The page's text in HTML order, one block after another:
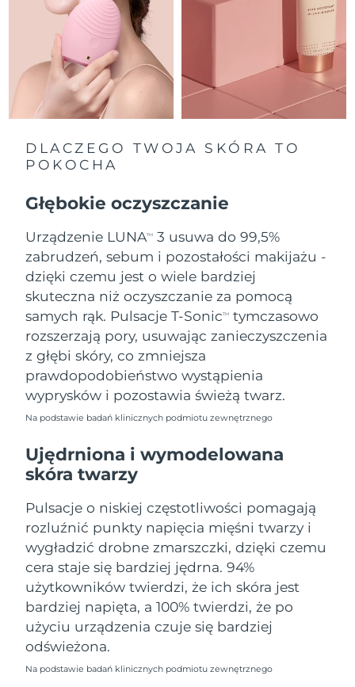
DLACZEGO TWOJA SKÓRA TO
POKOCHA
Głębokie oczyszczanie
Urządzenie LUNATM
3 usuwa do 99,5%
zabrudzeń, sebum i pozostałości makijażu -
dzięki czemu jest o wiele bardziej
skuteczna niż oczyszczanie za pomocą
samych rąk. Pulsacje T-SonicTM
tymczasowo
rozszerzają pory, usuwając zanieczyszczenia
z głębi skóry, co zmniejsza
prawdopodobieństwo wystąpienia
wyprysków i pozostawia świeżą twarz.
Na podstawie badań klinicznych podmiotu zewnętrznego
Ujędrniona i wymodelowana
skóra twarzy
Pulsacje o niskiej częstotliwości pomagają
rozluźnić punkty napięcia mięśni twarzy i
wygładzić drobne zmarszczki, dzięki czemu
cera staje się bardziej jędrna. 94%
użytkowników twierdzi, że ich skóra jest
bardziej napięta, a 100% twierdzi, że po
użyciu urządzenia czuje się bardziej
odświeżona.
Na podstawie badań klinicznych podmiotu zewnętrznego
Holandia
8/10/26
Nowa Zelandia
Oczekiwany czas dostawy
8/10/26
8/10/26
Filipiny
Polska
Oczekiwany czas dostawy
Portugalia
Oczekiwany czas dostawy
8/10/26
Portoryko
Oczekiwany czas dostawy
Katar
Reunion
Oczekiwany czas dostawy
Rumunia
Oczekiwany czas dostawy
8/10/26
Rosja
Oczekiwany czas dostawy
Arabia Saudyjska
Oczekiwany czas dostawy
Singapur